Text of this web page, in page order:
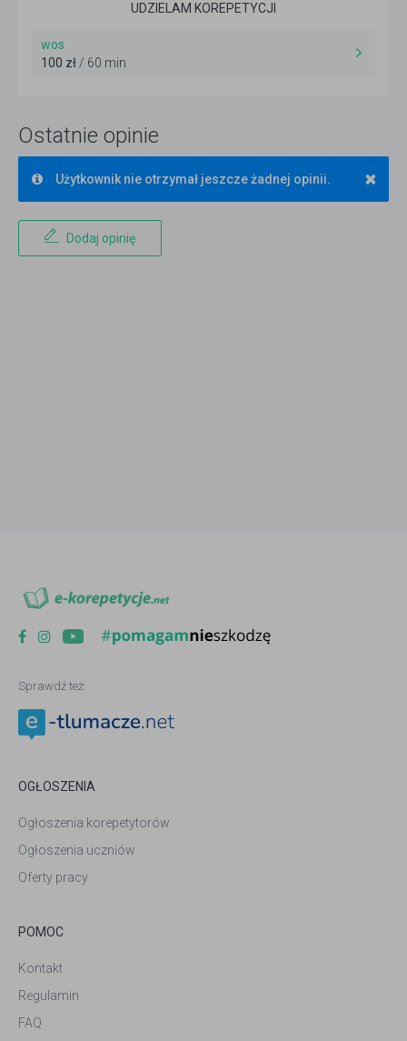
UDZIELAM KOREPETYCJI
wos
100 zł / 60 min
Ostatnie opinie
×
Użytkownik nie otrzymał jeszcze żadnej opinii.
Dodaj opinię
Sprawdź też:
OGŁOSZENIA
Ogłoszenia korepetytorów
Ogłoszenia uczniów
Oferty pracy
POMOC
Kontakt
Regulamin
FAQ